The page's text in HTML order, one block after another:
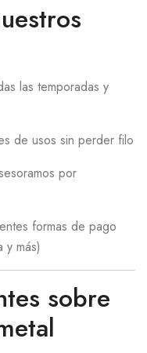
las temporadas y
de usos sin perder filo
por
formas de pago
y más)
sobre